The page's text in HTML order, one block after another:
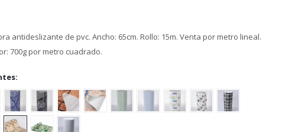
antideslizante de pvc. Ancho: 65cm. Rollo: 15m. Venta por metro lineal.
700g por metro cuadrado.